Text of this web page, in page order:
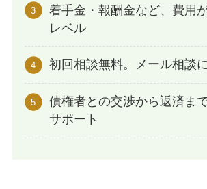
着手金・報酬金など、費用
レベル
初回相談無料。メール相談
債権者との交渉から返済ま
サポート